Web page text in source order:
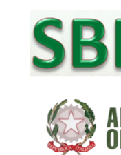
minaralomeria
femorale.
Macchinari presenti
San Paolo:
una TC 128
2 RM di ultima
Ingenia 1,5 T
2 mammografi di